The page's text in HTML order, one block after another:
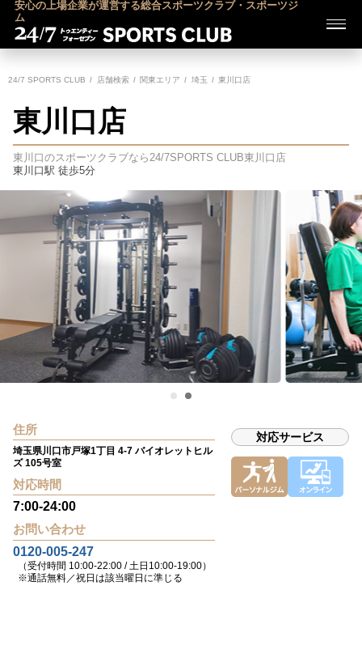
安心の上場企業が運営する総合スポーツクラブ・スポーツジ
ム
24/7 SPORTS CLUB 店舗検索 関東エリア 埼玉 東川口店
東川口店
東川口のスポーツクラブなら24/7SPORTS CLUB東川口店
東川口駅 徒歩5分
対応サービス
住所
埼玉県川口市戸塚1丁目 4-7 バイオレットヒル
ズ 105号室
対応時間
7:00-24:00
お問い合わせ
0120-005-247
（受付時間 10:00-22:00 / 土日10:00-19:00）
※通話無料／祝日は該当曜日に準じる